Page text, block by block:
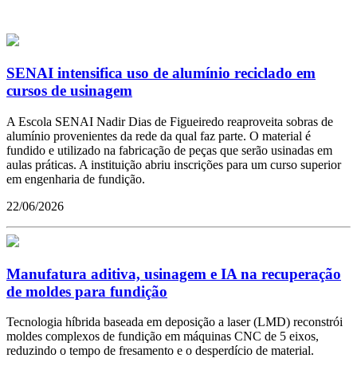
SENAI intensifica uso de alumínio reciclado em
cursos de usinagem
A Escola SENAI Nadir Dias de Figueiredo reaproveita sobras de
alumínio provenientes da rede da qual faz parte. O material é
fundido e utilizado na fabricação de peças que serão usinadas em
aulas práticas. A instituição abriu inscrições para um curso superior
em engenharia de fundição.
22/06/2026
Manufatura aditiva, usinagem e IA na recuperação
de moldes para fundição
Tecnologia híbrida baseada em deposição a laser (LMD) reconstrói
moldes complexos de fundição em máquinas CNC de 5 eixos,
reduzindo o tempo de fresamento e o desperdício de material.